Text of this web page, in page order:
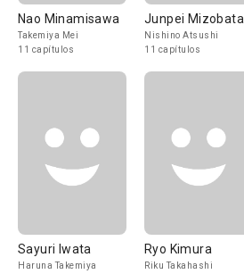
Nao Minamisawa
Takemiya Mei
11 capítulos
Junpei Mizobata
Nishino Atsushi
11 capítulos
Sayuri Iwata
Haruna Takemiya
Ryo Kimura
Riku Takahashi